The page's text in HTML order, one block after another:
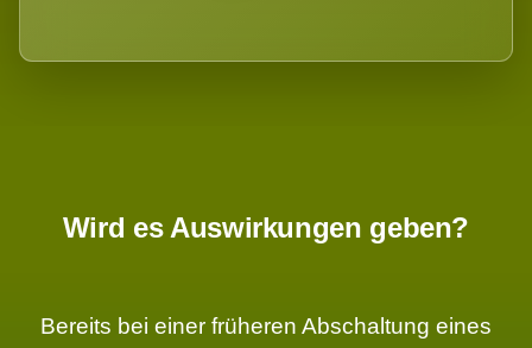
Wird es Auswirkungen geben?
Bereits bei einer früheren Abschaltung eines